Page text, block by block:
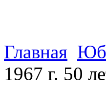
Главная
1967 г. 50